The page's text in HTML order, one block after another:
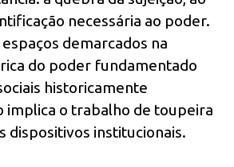
necessária ao poder.
demarcados na
do poder fundamentado
historicamente
implica o trabalho de toupeira
dispositivos institucionais.